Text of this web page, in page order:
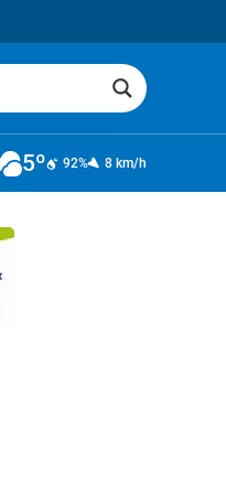
5º 92% 8 km/h